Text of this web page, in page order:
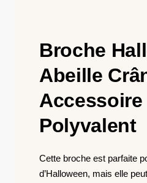
Broche
Abeille
Accessoire
Polyvalent
Cette broche est parfaite
d’Halloween, mais elle